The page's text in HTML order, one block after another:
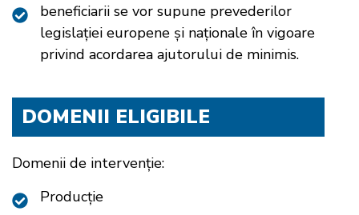
beneficiarii se vor supune prevederilor
legislației europene și naționale în vigoare
privind acordarea ajutorului de minimis.
DOMENII ELIGIBILE
Domenii de intervenție:
Producție